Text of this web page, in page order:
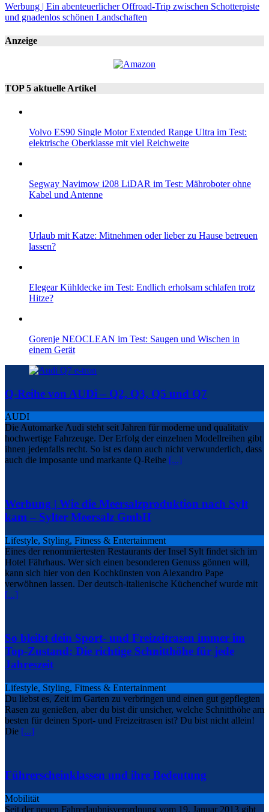
Werbung | Ein abenteuerlicher Offroad-Trip zwischen Schotterpiste
und gnadenlos schönen Landschaften
Anzeige
TOP 5 aktuelle Artikel
Volvo ES90 Single Motor Extended Range Ultra im Test:
elektrische Oberklasse mit viel Reichweite
Segway Navimow i208 LiDAR im Test: Mähroboter ohne
Kabel und Antenne
Urlaub mit Katze: Mitnehmen oder lieber zu Hause betreuen
lassen?
Elegear Kühldecke im Test: Endlich erholsam schlafen trotz
Hitze?
Gorenje NEOCLEAN im Test: Saugen und Wischen in
einem Gerät
Q-Reihe von AUDi – Q2, Q3, Q5 und Q7
AUDI
Die Automarke Audi steht seit Jahren für moderne und qualitativ
hochwertige Fahrzeuge. Der Erfolg der einzelnen Modellreihen gibt
ihnen jedenfalls recht. So ist es dann auch nicht verwunderlich, dass
auch die imposante und markante Q-Reihe [...]
Werbung | Wie die Meersalzproduktion nach Sylt
kam – Sylter Meersalz GmbH
Lifestyle, Styling, Fitness & Entertainment
Eines der renommiertesten Restaurants der Insel Sylt findet sich im
Hotel Fährhaus. Wer sich einen besonderen Genuss gönnen will,
kann sich hier von den Kochkünsten von Alexandro Pape
verwöhnen lassen. Der deutsch-italienische Küchenchef wurde mit
[...]
So bleibt dein Sport- und Freizeitrasen immer im
Top-Zustand: Die richtige Schnitthöhe für jede
Jahreszeit
Lifestyle, Styling, Fitness & Entertainment
Du liebst es, Zeit im Garten zu verbringen und einen gut gepflegten
Rasen zu genießen, aber du bist dir unsicher, welche Schnitthöhe am
besten für deinen Sport- und Freizeitrasen ist? Du bist nicht allein!
Die [...]
Führerscheinklassen und ihre Bedeutung
Mobilität
Seit der neuen Fahrerlaubnisverordnung vom 19. Januar 2013 gibt